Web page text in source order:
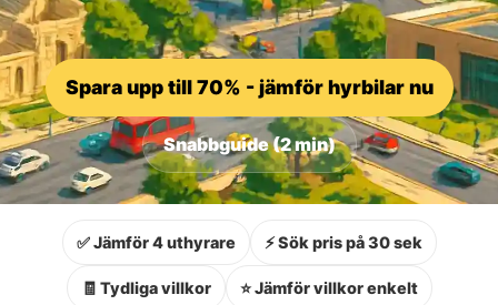
Spara upp till 70% - jämför hyrbilar nu
Snabbguide (2 min)
✅ Jämför 4 uthyrare ⚡ Sök pris på 30 sek
🧾 Tydliga villkor ⭐ Jämför villkor enkelt